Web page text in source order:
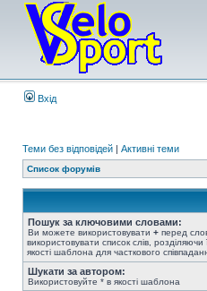
Вхід
Теми без відповідей | Активні теми
Список форумів
Пошук за ключовими словами:
Ви можете використовувати + перед
використовувати список слів,
якості шаблона для часткового
Шукати за автором:
Використовуйте * в якості шаблона